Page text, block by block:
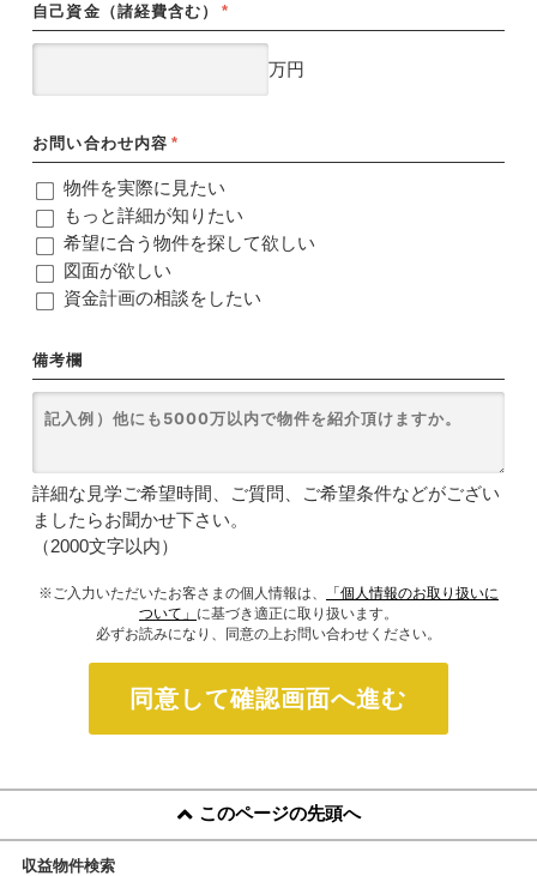
自己資金（諸経費含む） *
万円
お問い合わせ内容 *
物件を実際に見たい
もっと詳細が知りたい
希望に合う物件を探して欲しい
図面が欲しい
資金計画の相談をしたい
備考欄
詳細な見学ご希望時間、ご質問、ご希望条件などがござい
ましたらお聞かせ下さい。
（2000文字以内）
※ご入力いただいたお客さまの個人情報は、
「個人情報のお取り扱いに
ついて」 に基づき適正に取り扱います。
必ずお読みになり、同意の上お問い合わせください。
同意して確認画面へ進む
このページの先頭へ
収益物件検索